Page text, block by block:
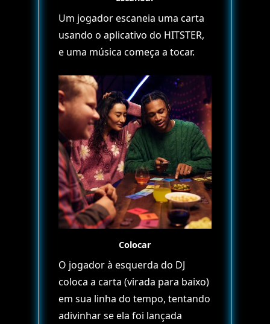
Um jogador escaneia uma carta
usando o aplicativo do HITSTER,
e uma música começa a tocar.
Colocar
O jogador à esquerda do DJ
coloca a carta (virada para baixo)
em sua linha do tempo, tentando
adivinhar se ela foi lançada